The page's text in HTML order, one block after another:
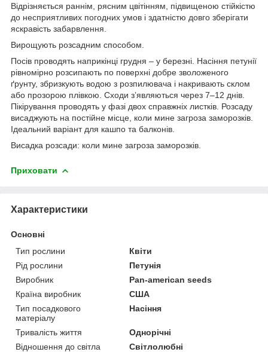
Відрізняється раннім, рясним цвітінням, підвищеною стійкістю
до несприятливих погодних умов і здатністю довго зберігати
яскравість забарвлення.
Вирощують розсадним способом.
Посів проводять наприкінці грудня – у березні. Насіння петунії
рівномірно розсипають по поверхні добре зволоженого
ґрунту, збризкують водою з розпилювача і накривають склом
або прозорою плівкою. Сходи з’являються через 7–12 днів.
Пікірування проводять у фазі двох справжніх листків. Розсаду
висаджують на постійне місце, коли мине загроза заморозків.
Ідеальний варіант для кашпо та балконів.
Висадка розсади: коли мине загроза заморозків.
Приховати
Характеристики
Основні
Тип рослини
Квіти
Рід рослини
Петунія
Виробник
Pan-american seeds
Країна виробник
США
Тип посадкового
матеріалу
Насіння
Тривалість життя
Однорічні
Відношення до світла
Світлолюбні